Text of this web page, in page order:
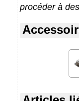
procéder à